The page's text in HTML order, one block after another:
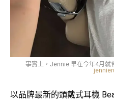
事實上，Jennie 早在今年4月就
以品牌最新的頭戴式耳機